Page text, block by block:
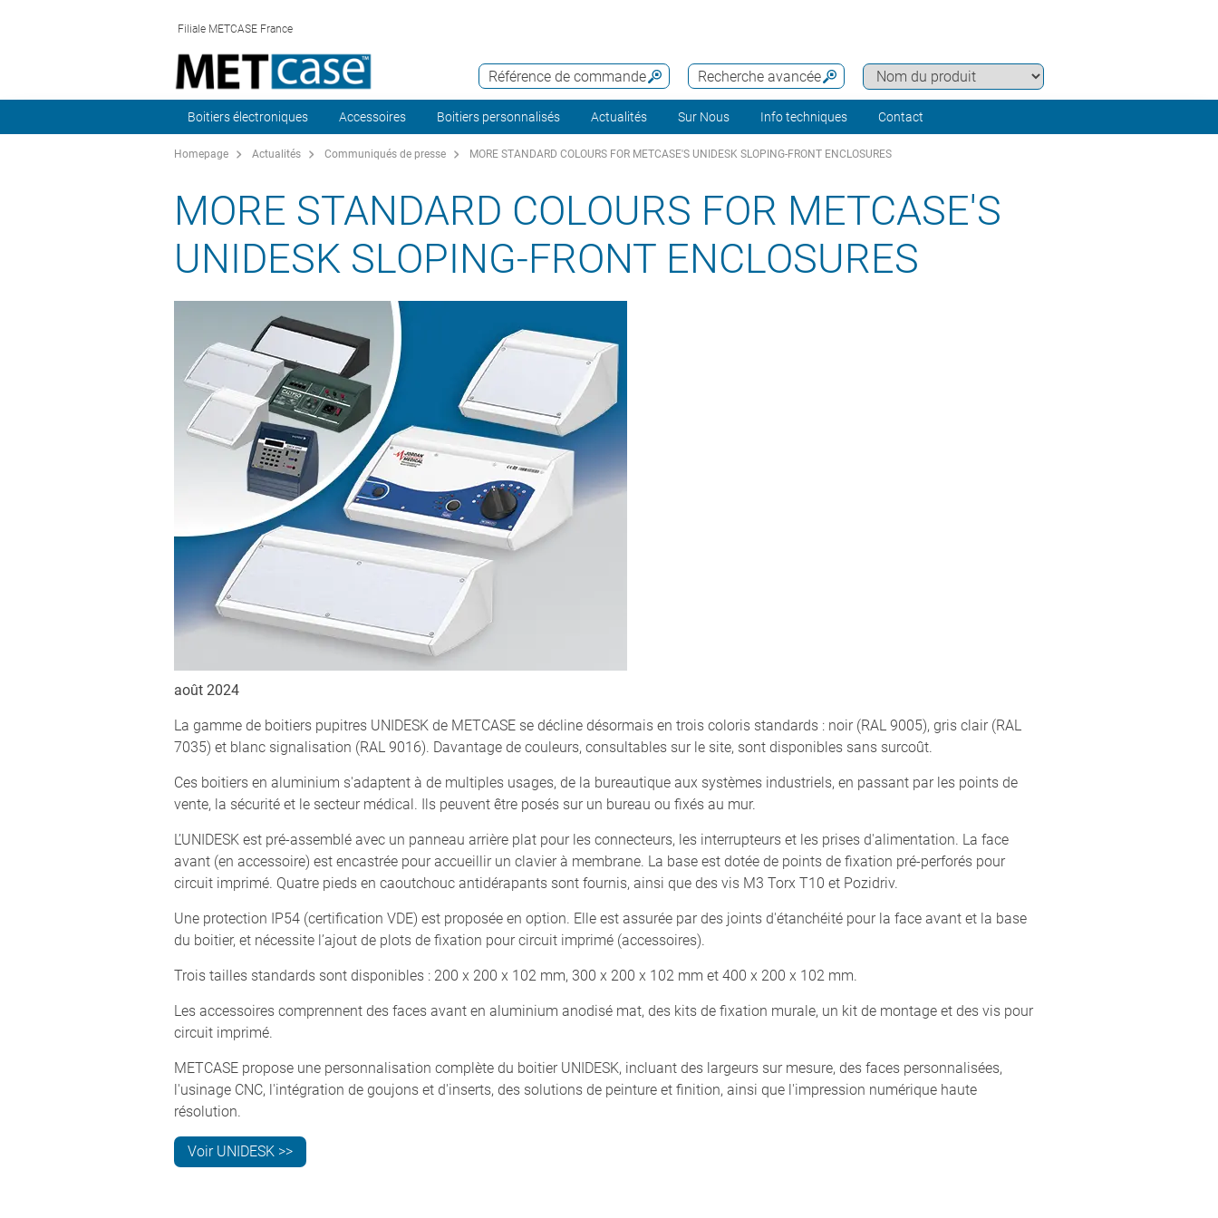
Filiale METCASE France
Recherche avancée
Référence de commande
Boitiers électroniques Accessoires Boitiers personnalisés Actualités Sur Nous Info techniques Contact
Homepage Actualités Communiqués de presse MORE STANDARD COLOURS FOR METCASE'S UNIDESK SLOPING-FRONT ENCLOSURES
MORE STANDARD COLOURS FOR METCASE'S
UNIDESK SLOPING-FRONT ENCLOSURES
août 2024
La gamme de boitiers pupitres UNIDESK de METCASE se décline désormais en trois coloris standards : noir (RAL 9005), gris clair (RAL
7035) et blanc signalisation (RAL 9016). Davantage de couleurs, consultables sur le site, sont disponibles sans surcoût.
Ces boitiers en aluminium s'adaptent à de multiples usages, de la bureautique aux systèmes industriels, en passant par les points de
vente, la sécurité et le secteur médical. Ils peuvent être posés sur un bureau ou fixés au mur.
L’UNIDESK est pré-assemblé avec un panneau arrière plat pour les connecteurs, les interrupteurs et les prises d'alimentation. La face
avant (en accessoire) est encastrée pour accueillir un clavier à membrane. La base est dotée de points de fixation pré-perforés pour
circuit imprimé. Quatre pieds en caoutchouc antidérapants sont fournis, ainsi que des vis M3 Torx T10 et Pozidriv.
Une protection IP54 (certification VDE) est proposée en option. Elle est assurée par des joints d'étanchéité pour la face avant et la base
du boitier, et nécessite l’ajout de plots de fixation pour circuit imprimé (accessoires).
Trois tailles standards sont disponibles : 200 x 200 x 102 mm, 300 x 200 x 102 mm et 400 x 200 x 102 mm.
Les accessoires comprennent des faces avant en aluminium anodisé mat, des kits de fixation murale, un kit de montage et des vis pour
circuit imprimé.
METCASE propose une personnalisation complète du boitier UNIDESK, incluant des largeurs sur mesure, des faces personnalisées,
l'usinage CNC, l'intégration de goujons et d'inserts, des solutions de peinture et finition, ainsi que l'impression numérique haute
résolution.
Voir UNIDESK >>